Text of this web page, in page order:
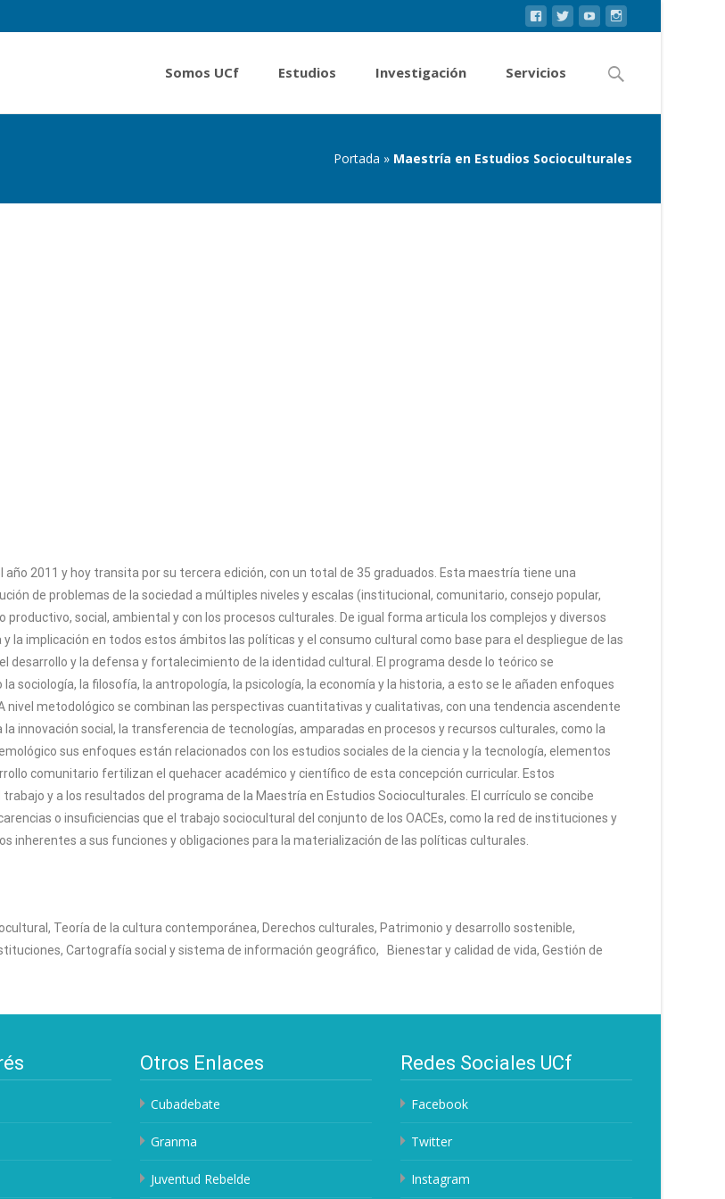
Somos UCf Estudios Investigación Servicios
Portada » Maestría en Estudios Socioculturales
2011 y hoy transita por su tercera edición, con un total de 35 graduados. Esta maestría tiene una
de problemas de la sociedad a múltiples niveles y escalas (institucional, comunitario, consejo popular,
social, ambiental y con los procesos culturales. De igual forma articula los complejos y diversos
la implicación en todos estos ámbitos las políticas y el consumo cultural como base para el despliegue de las
y la defensa y fortalecimiento de la identidad cultural. El programa desde lo teórico se
sociología, la filosofía, la antropología, la psicología, la economía y la historia, a esto se le añaden enfoques
nivel metodológico se combinan las perspectivas cuantitativas y cualitativas, con una tendencia ascendente
innovación social, la transferencia de tecnologías, amparadas en procesos y recursos culturales, como la
sus enfoques están relacionados con los estudios sociales de la ciencia y la tecnología, elementos
comunitario fertilizan el quehacer académico y científico de esta concepción curricular. Estos
y a los resultados del programa de la Maestría en Estudios Socioculturales. El currículo se concibe
o insuficiencias que el trabajo sociocultural del conjunto de los OACEs, como la red de instituciones y
inherentes a sus funciones y obligaciones para la materialización de las políticas culturales.
Teoría de la cultura contemporánea, Derechos culturales, Patrimonio y desarrollo sostenible,
Cartografía social y sistema de información geográfico, Bienestar y calidad de vida, Gestión de
Otros Enlaces
Cubadebate
Granma
Juventud Rebelde
Redes Sociales UCf
Facebook
Twitter
Instagram